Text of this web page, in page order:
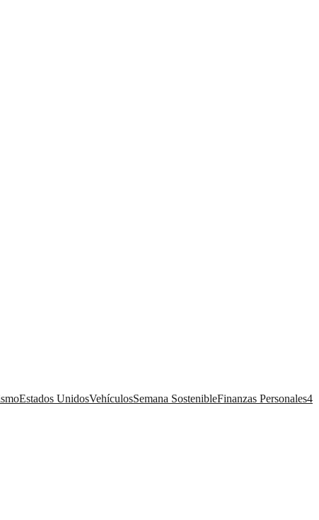
Estados UnidosVehículosSemana SostenibleFinanzas Personales4